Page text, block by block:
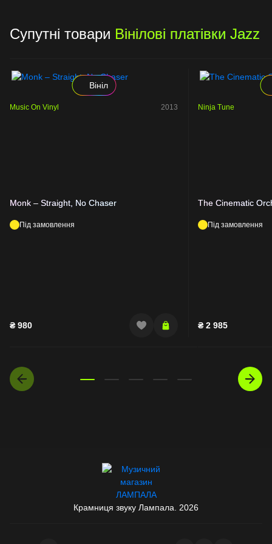
Супутні товари Вінілові платівки Jazz
Вініл
Music On Vinyl 2013
Monk – Straight, No Chaser
Під замовлення
₴ 980
Ninja Tune
The Cinematic
Під замовлення
₴ 2 985
Крамниця звуку Лампала. 2026